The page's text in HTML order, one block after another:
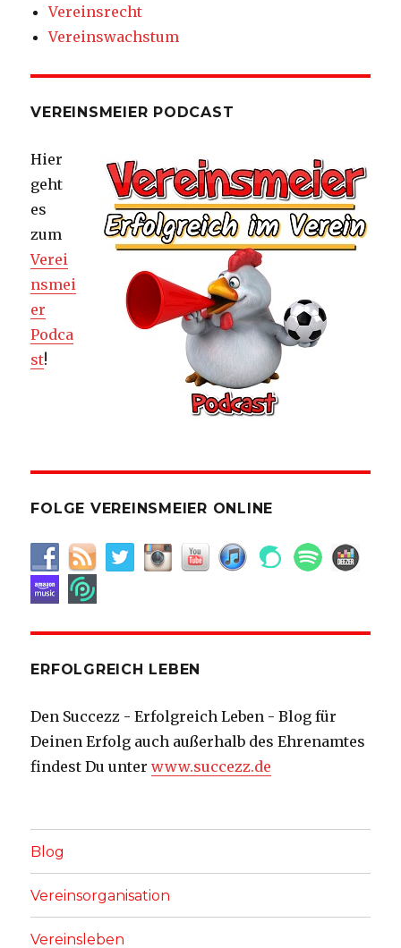
Vereinsrecht
Vereinswachstum
VEREINSMEIER PODCAST
Hier
geht
es
zum
Verei
nsmei
er
Podca
st!
FOLGE VEREINSMEIER ONLINE
ERFOLGREICH LEBEN
Den Succezz - Erfolgreich Leben - Blog für
Deinen Erfolg auch außerhalb des Ehrenamtes
findest Du unterwww.succezz.de
Blog
Vereinsorganisation
Vereinsleben